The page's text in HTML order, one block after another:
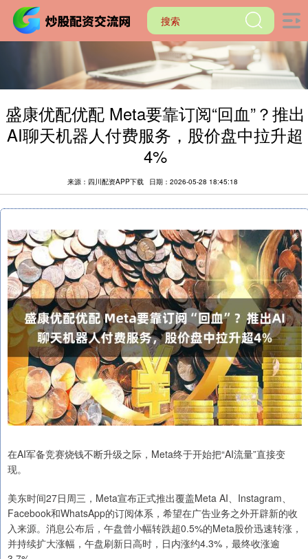
盛康优配优配 Meta要靠订阅“回血”？推出
AI聊天机器人付费服务，股价盘中拉升超
4%
来源：四川配资APP下载 日期：2026-05-28 18:45:18
在AI军备竞赛烧钱不断升级之际，Meta终于开始把“AI流量”直接变
现。
美东时间27日周三，Meta宣布正式推出覆盖Meta AI、Instagram、
Facebook和WhatsApp的订阅体系，希望在广告业务之外开辟新的收
入来源。消息公布后，午盘曾小幅转跌超0.5%的Meta股价迅速转涨，
并持续扩大涨幅，午盘刷新日高时，日内涨约4.3%，最终收涨逾